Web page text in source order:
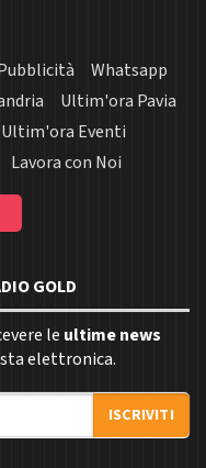
Whatsapp
Ultim'ora Pavia
Ultim'ora Eventi
Lavora con Noi
GOLD
le ultime news
elettronica.
ISCRIVITI